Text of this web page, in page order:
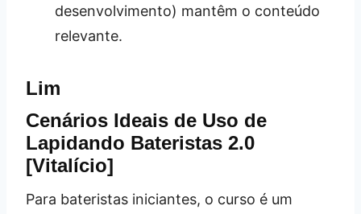
desenvolvimento) mantêm o conteúdo
relevante.
Lim
Cenários Ideais de Uso de
Lapidando Bateristas 2.0
[Vitalício]
Para bateristas iniciantes, o curso é um